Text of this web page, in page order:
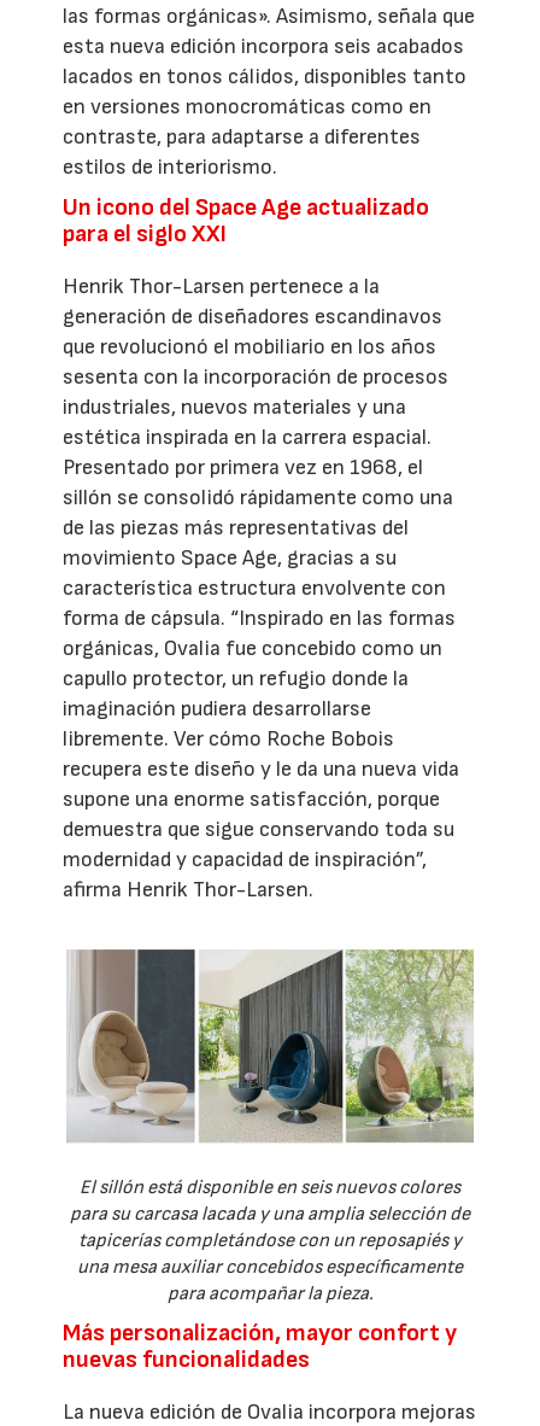
las formas orgánicas». Asimismo, señala que
esta nueva edición incorpora seis acabados
lacados en tonos cálidos, disponibles tanto
en versiones monocromáticas como en
contraste, para adaptarse a diferentes
estilos de interiorismo.
Un icono del Space Age actualizado
para el siglo XXI
Henrik Thor-Larsen pertenece a la
generación de diseñadores escandinavos
que revolucionó el mobiliario en los años
sesenta con la incorporación de procesos
industriales, nuevos materiales y una
estética inspirada en la carrera espacial.
Presentado por primera vez en 1968, el
sillón se consolidó rápidamente como una
de las piezas más representativas del
movimiento Space Age, gracias a su
característica estructura envolvente con
forma de cápsula. “Inspirado en las formas
orgánicas, Ovalia fue concebido como un
capullo protector, un refugio donde la
imaginación pudiera desarrollarse
libremente. Ver cómo Roche Bobois
recupera este diseño y le da una nueva vida
supone una enorme satisfacción, porque
demuestra que sigue conservando toda su
modernidad y capacidad de inspiración”,
afirma Henrik Thor-Larsen.
El sillón está disponible en seis nuevos colores
para su carcasa lacada y una amplia selección de
tapicerías completándose con un reposapiés y
una mesa auxiliar concebidos específicamente
para acompañar la pieza.
Más personalización, mayor confort y
nuevas funcionalidades
La nueva edición de Ovalia incorpora mejoras